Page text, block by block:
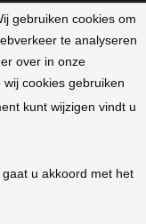
- Emerald -Ruby
gebruiken cookies om
te analyseren
over in onze
wij cookies gebruiken
kunt wijzigen vindt u
u akkoord met het